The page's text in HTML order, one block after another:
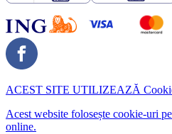
ACEST SITE UTILIZEAZĂ
Acest website folosește cookie-uri
online.